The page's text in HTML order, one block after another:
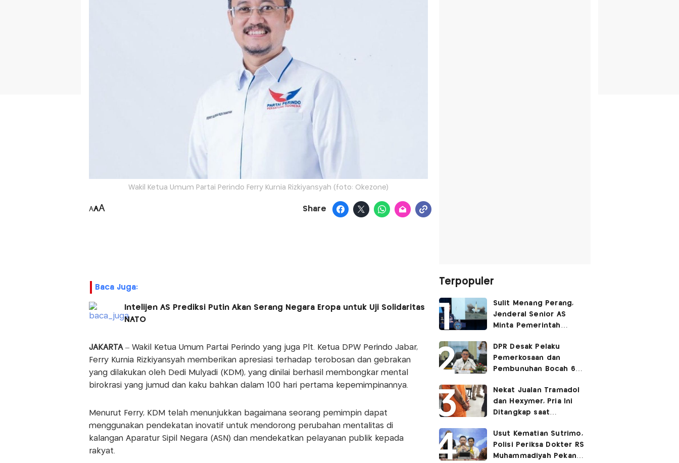
Wakil Ketua Umum Partai Perindo Ferry Kurnia Rizkiyansyah (foto: Okezone)
AAA Share
Baca Juga:
Intelijen AS Prediksi Putin Akan Serang Negara Eropa untuk Uji Solidaritas
NATO
JAKARTA – Wakil Ketua Umum Partai Perindo yang juga Plt. Ketua DPW Perindo Jabar,
Ferry Kurnia Rizkiyansyah memberikan apresiasi terhadap terobosan dan gebrakan
yang dilakukan oleh Dedi Mulyadi (KDM), yang dinilai berhasil membongkar mental
birokrasi yang jumud dan kaku bahkan dalam 100 hari pertama kepemimpinannya.
Menurut Ferry, KDM telah menunjukkan bagaimana seorang pemimpin dapat
menggunakan pendekatan inovatif untuk mendorong perubahan mentalitas di
kalangan Aparatur Sipil Negara (ASN) dan mendekatkan pelayanan publik kepada
rakyat.
Terpopuler
Sulit Menang Perang,
Jenderal Senior AS
Minta Pemerintah
Lawan Iran
DPR Desak Pelaku
Pemerkosaan dan
Pembunuhan Bocah 6
Dihukum Seumur Hidup
Nekat Jualan Tramadol
dan Hexymer, Pria Ini
Ditangkap saat
Usut Kematian Sutrimo,
Polisi Periksa Dokter RS
Muhammadiyah Pekan